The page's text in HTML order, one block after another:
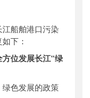
会议;建议答复
船舶港口污染
下：
位发展长江“绿
绿色发展的政策